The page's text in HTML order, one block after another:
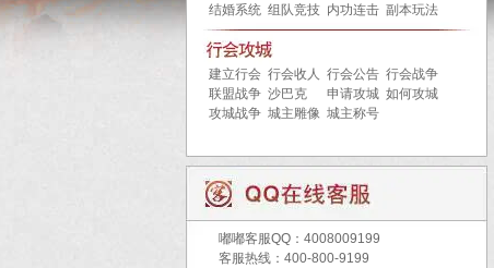
结婚系统 组队竞技 内功连击 副本玩法
建立行会 行会收人 行会公告 行会战争
联盟战争 沙巴克 申请攻城 如何攻城
攻城战争 城主雕像 城主称号
嘟嘟客服QQ： 4008009199
客服热线：400-800-9199